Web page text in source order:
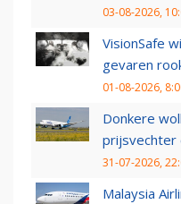
03-08-2026,
VisionSafe
gevaren
01-08-2026,
Donkere
31-07-2026,
Malaysia